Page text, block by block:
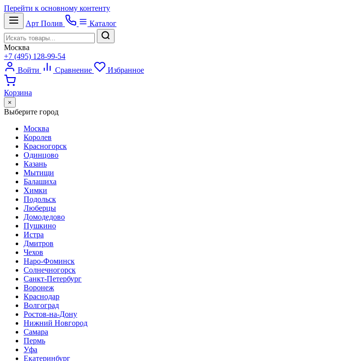
Перейти к основному контенту
Арт Полив Каталог
Москва
+7 (495) 128-99-54
Войти
Сравнение Избранное
Корзина
×
Выберите город
Москва
Королев
Красногорск
Одинцово
Казань
Мытищи
Балашиха
Химки
Подольск
Люберцы
Домодедово
Пушкино
Истра
Дмитров
Чехов
Наро-Фоминск
Солнечногорск
Санкт-Петербург
Воронеж
Краснодар
Волгоград
Ростов-на-Дону
Нижний Новгород
Самара
Пермь
Уфа
Екатеринбург